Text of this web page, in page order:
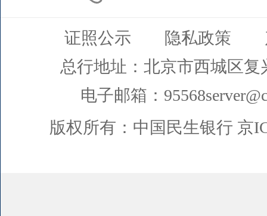
证照公示 隐私政策
总行地址：北京市西城区复
电子邮箱：
版权所有：中国民生银行 京